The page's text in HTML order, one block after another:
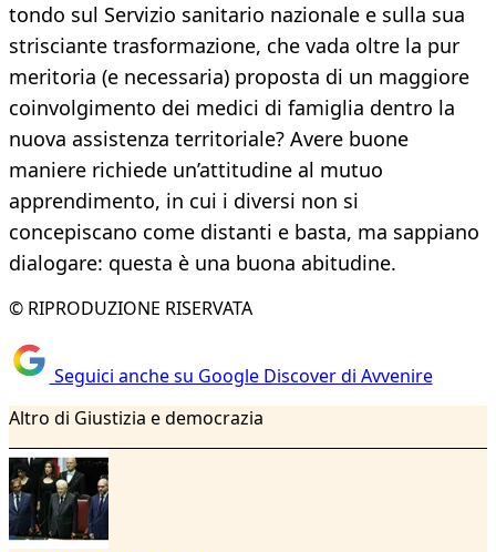
tondo sul Servizio sanitario nazionale e sulla sua
strisciante trasformazione, che vada oltre la pur
meritoria (e necessaria) proposta di un maggiore
coinvolgimento dei medici di famiglia dentro la
nuova assistenza territoriale? Avere buone
maniere richiede un’attitudine al mutuo
apprendimento, in cui i diversi non si
concepiscano come distanti e basta, ma sappiano
dialogare: questa è una buona abitudine.
© RIPRODUZIONE RISERVATA
Seguici anche su Google Discover di Avvenire
Altro di Giustizia e democrazia